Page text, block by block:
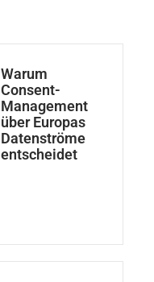
Warum
Consent-
Management
über Europas
Datenströme
entscheidet